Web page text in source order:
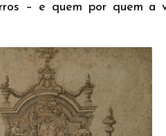
– e quem por quem a